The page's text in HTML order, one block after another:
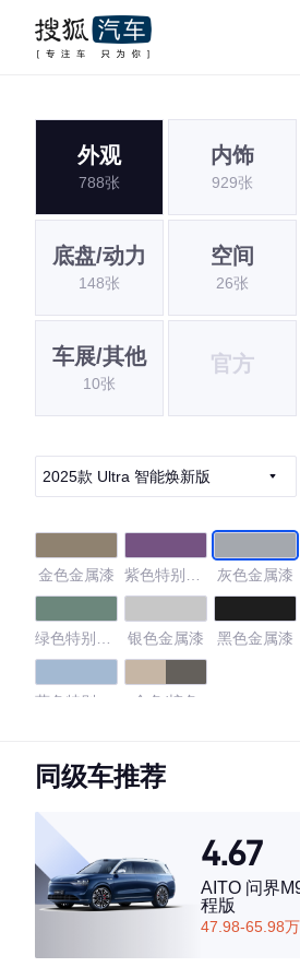
外观
788张
内饰
929张
底盘/动力
148张
空间
26张
车展/其他
10张
官方
2025款 Ultra 智能焕新版
金色金属漆
紫色特别版
灰色金属漆
绿色特别版
银色金属漆 黑色金属漆
蓝色特别版
金色/棕色
4.64
·外观表现一般，低于56%同级车
·内饰表现较为优秀，优于83%同级车
·空间表现一般，低于62%同级车
同级车推荐
4.67
AITO 问界
程版
47.98-65.98万